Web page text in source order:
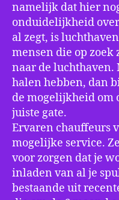
namelijk dat hier
onduidelijkheid over
al zegt, is
mensen die op
naar de luchthaven.
halen hebben, dan
de mogelijkheid om
juiste gate.
Ervaren chauffeurs
mogelijke service.
voor zorgen dat je
inladen van al je
bestaande uit